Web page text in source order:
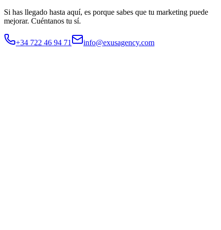
Si has llegado hasta aquí, es porque sabes que tu marketing puede
mejorar. Cuéntanos tu sí.
+34 722 46 94 71 info@exusagency.com